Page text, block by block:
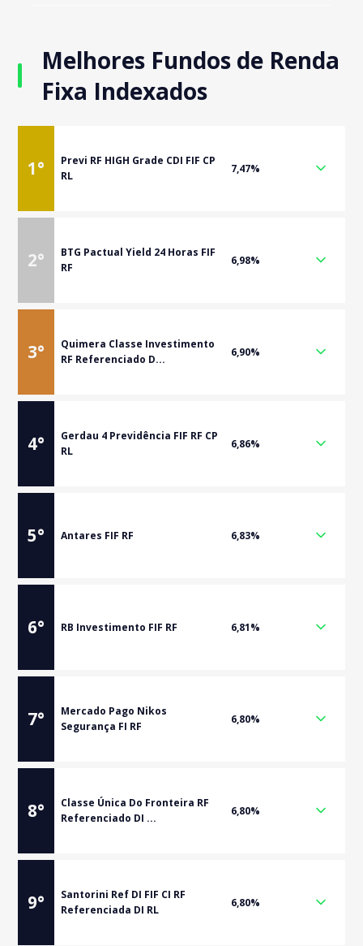
Melhores Fundos de Renda
Fixa Indexados
1°
Previ RF HIGH Grade CDI FIF CP
RL
7,47%
2°
BTG Pactual Yield 24 Horas FIF
RF
6,98%
3°
Quimera Classe Investimento
RF Referenciado D...
6,90%
4°
Gerdau 4 Previdência FIF RF CP
RL
6,86%
5° Antares FIF RF 6,83%
6° RB Investimento FIF RF 6,81%
7°
Mercado Pago Nikos
Segurança FI RF
6,80%
8°
Classe Única Do Fronteira RF
Referenciado DI ...
6,80%
9°
Santorini Ref DI FIF CI RF
Referenciada DI RL
6,80%